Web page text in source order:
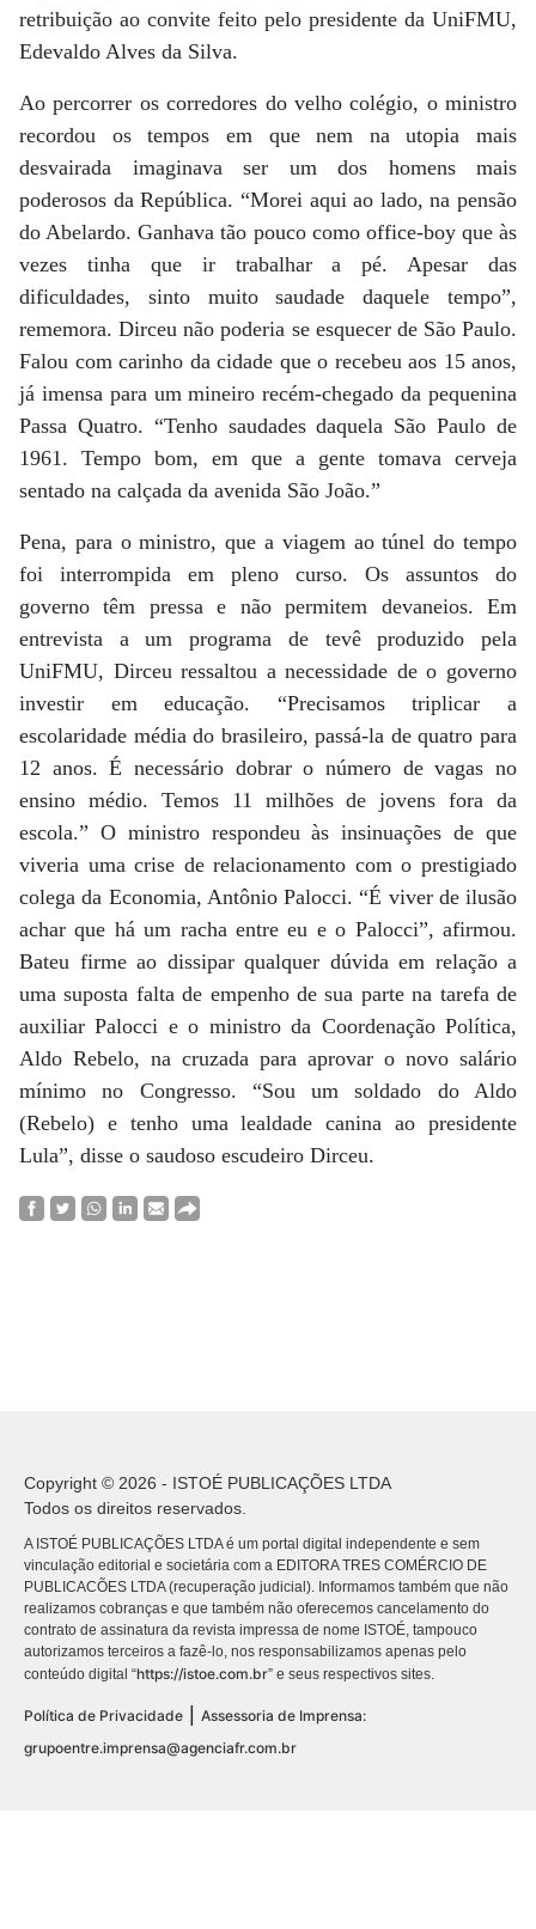
retribuição ao convite feito pelo presidente da UniFMU,
Edevaldo Alves da Silva.
Ao percorrer os corredores do velho colégio, o ministro
recordou os tempos em que nem na utopia mais
desvairada imaginava ser um dos homens mais
poderosos da República. “Morei aqui ao lado, na pensão
do Abelardo. Ganhava tão pouco como office-boy que às
vezes tinha que ir trabalhar a pé. Apesar das
dificuldades, sinto muito saudade daquele tempo”,
rememora. Dirceu não poderia se esquecer de São Paulo.
Falou com carinho da cidade que o recebeu aos 15 anos,
já imensa para um mineiro recém-chegado da pequenina
Passa Quatro. “Tenho saudades daquela São Paulo de
1961. Tempo bom, em que a gente tomava cerveja
sentado na calçada da avenida São João.”
Pena, para o ministro, que a viagem ao túnel do tempo
foi interrompida em pleno curso. Os assuntos do
governo têm pressa e não permitem devaneios. Em
entrevista a um programa de tevê produzido pela
UniFMU, Dirceu ressaltou a necessidade de o governo
investir em educação. “Precisamos triplicar a
escolaridade média do brasileiro, passá-la de quatro para
12 anos. É necessário dobrar o número de vagas no
ensino médio. Temos 11 milhões de jovens fora da
escola.” O ministro respondeu às insinuações de que
viveria uma crise de relacionamento com o prestigiado
colega da Economia, Antônio Palocci. “É viver de ilusão
achar que há um racha entre eu e o Palocci”, afirmou.
Bateu firme ao dissipar qualquer dúvida em relação a
uma suposta falta de empenho de sua parte na tarefa de
auxiliar Palocci e o ministro da Coordenação Política,
Aldo Rebelo, na cruzada para aprovar o novo salário
mínimo no Congresso. “Sou um soldado do Aldo
(Rebelo) e tenho uma lealdade canina ao presidente
Lula”, disse o saudoso escudeiro Dirceu.
Copyright © 2026 - ISTOÉ PUBLICAÇÕES LTDA
Todos os direitos reservados.
A ISTOÉ PUBLICAÇÕES LTDA é um portal digital independente e sem
vinculação editorial e societária com a EDITORA TRES COMÉRCIO DE
PUBLICACÕES LTDA (recuperação judicial). Informamos também que não
realizamos cobranças e que também não oferecemos cancelamento do
contrato de assinatura da revista impressa de nome ISTOÉ, tampouco
autorizamos terceiros a fazê-lo, nos responsabilizamos apenas pelo
conteúdo digital “https://istoe.com.br” e seus respectivos sites.
Política de Privacidade
Assessoria de Imprensa:
grupoentre.imprensa@agenciafr.com.br